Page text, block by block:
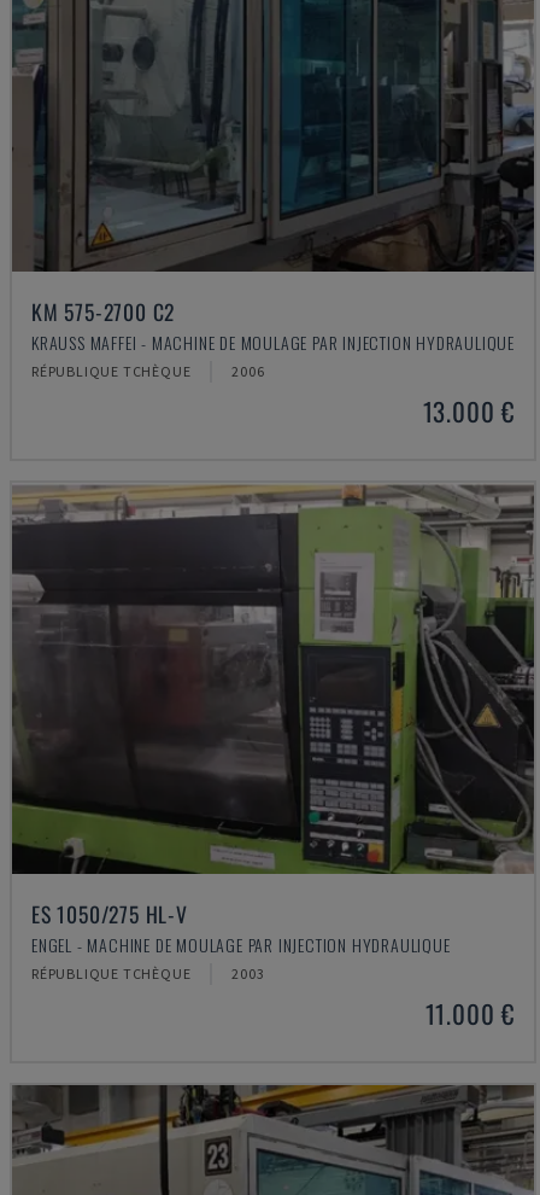
KM 575-2700 C2
KRAUSS MAFFEI - MACHINE DE MOULAGE PAR INJECTION HYDRAULIQUE
RÉPUBLIQUE TCHÈQUE 2006
13.000 €
ES 1050/275 HL-V
ENGEL - MACHINE DE MOULAGE PAR INJECTION HYDRAULIQUE
RÉPUBLIQUE TCHÈQUE 2003
11.000 €